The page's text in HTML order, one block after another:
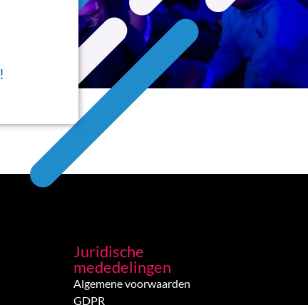
!
Juridische
mededelingen
Algemene voorwaarden
GDPR